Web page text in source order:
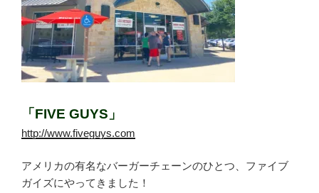
「FIVE GUYS」
http://www.fiveguys.com
アメリカの有名なバーガーチェーンのひとつ、ファイブ
ガイズにやってきました！